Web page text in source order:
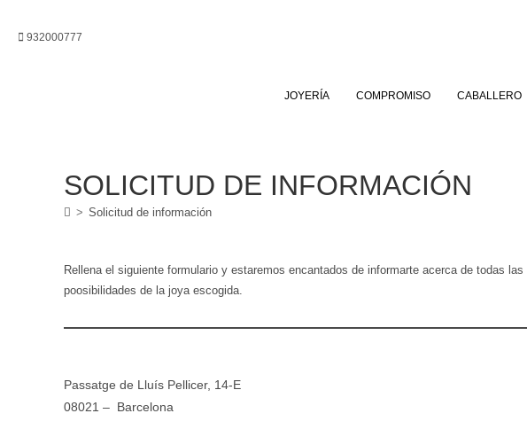
932000777
JOYERÍA COMPROMISO CABALLERO
SOLICITUD DE INFORMACIÓN
> Solicitud de información
Rellena el siguiente formulario y estaremos encantados de informarte acerca de todas
poosibilidades de la joya escogida.
Passatge de Lluís Pellicer, 14-E
08021 – Barcelona